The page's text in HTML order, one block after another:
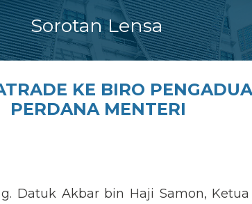
Sorotan Lensa
KE BIRO
PERDANA MENTERI
Datuk Akbar bin Haji Samon,